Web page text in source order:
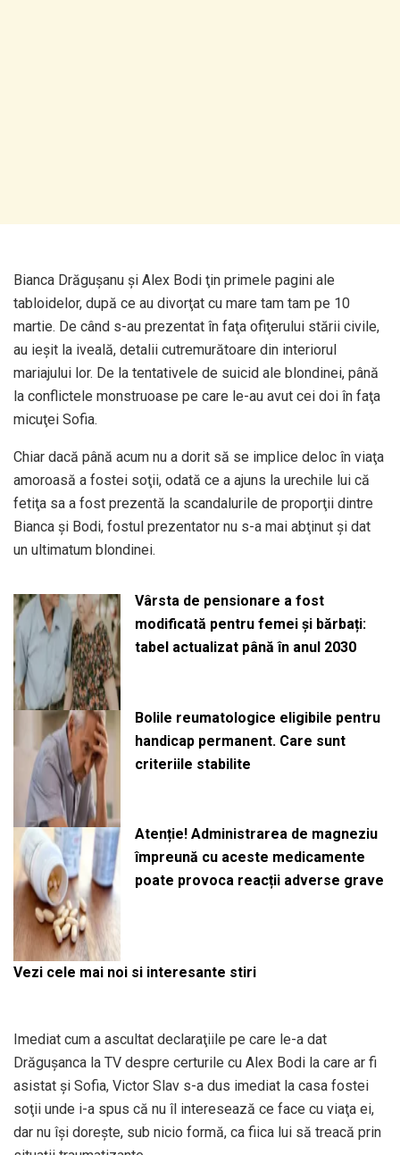
Bianca Drăguşanu şi Alex Bodi ţin primele pagini ale
tabloidelor, după ce au divorţat cu mare tam tam pe 10
martie. De când s-au prezentat în faţa ofiţerului stării civile,
au ieşit la iveală, detalii cutremurătoare din interiorul
mariajului lor. De la tentativele de suicid ale blondinei, până
la conflictele monstruoase pe care le-au avut cei doi în faţa
micuţei Sofia.
Chiar dacă până acum nu a dorit să se implice deloc în viaţa
amoroasă a fostei soţii, odată ce a ajuns la urechile lui că
fetiţa sa a fost prezentă la scandalurile de proporţii dintre
Bianca şi Bodi, fostul prezentator nu s-a mai abţinut şi dat
un ultimatum blondinei.
Vârsta de pensionare a fost
modificată pentru femei și bărbați:
tabel actualizat până în anul 2030
Bolile reumatologice eligibile pentru
handicap permanent. Care sunt
criteriile stabilite
Atenție! Administrarea de magneziu
împreună cu aceste medicamente
poate provoca reacții adverse grave
Vezi cele mai noi si interesante stiri
Imediat cum a ascultat declaraţiile pe care le-a dat
Drăguşanca la TV despre certurile cu Alex Bodi la care ar fi
asistat şi Sofia, Victor Slav s-a dus imediat la casa fostei
soţii unde i-a spus că nu îl interesează ce face cu viaţa ei,
dar nu îşi doreşte, sub nicio formă, ca fiica lui să treacă prin